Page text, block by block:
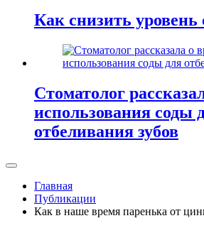
Как снизить уровень
Стоматолог
использования соды
отбеливания зубов
Главная
Публикации
Как в наше время паренька от